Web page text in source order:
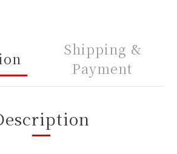
Shipping &
Payment